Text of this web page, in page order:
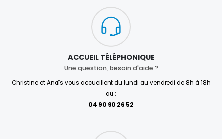
ACCUEIL TÉLÉPHONIQUE
Une question, besoin d'aide ?
Christine et Anaïs vous accueillent du lundi au vendredi de 8h à 18h
au :
04 90 90 26 52